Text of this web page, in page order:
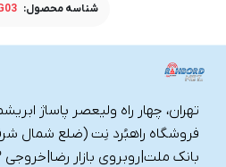
شناسه محصول:
فروشگاه راهبُرد نِت (ضلع شمال
بانک ملت|روبروی بازار رضا|خروجی ۳ مترو تاترشهر و BRT)‎‎